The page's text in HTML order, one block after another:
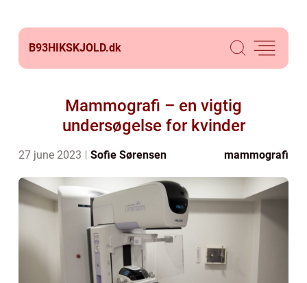
B93HIKSKJOLD.dk
Mammografi – en vigtig
undersøgelse for kvinder
27 june 2023 Sofie Sørensen mammografi